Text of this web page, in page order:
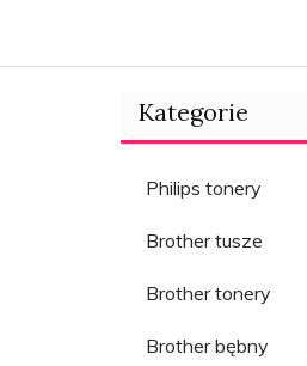
Kategorie
Philips tonery
Brother tusze
Brother tonery
Brother bębny